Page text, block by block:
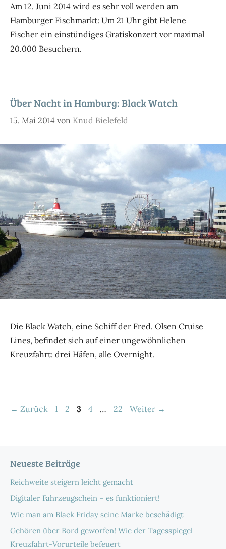
Am 12. Juni 2014 wird es sehr voll werden am
Hamburger Fischmarkt: Um 21 Uhr gibt Helene
Fischer ein einstündiges Gratiskonzert vor maximal
20.000 Besuchern.
Über Nacht in Hamburg: Black Watch
15. Mai 2014 von Knud Bielefeld
Die Black Watch, eine Schiff der Fred. Olsen Cruise
Lines, befindet sich auf einer ungewöhnlichen
Kreuzfahrt: drei Häfen, alle Overnight.
← Zurück Seite
1 Seite
2 Seite
3 Seite
4 … Seite
22 Weiter →
Neueste Beiträge
Reichweite steigern leicht gemacht
Digitaler Fahrzeugschein – es funktioniert!
Wie man am Black Friday seine Marke beschädigt
Gehören über Bord geworfen! Wie der Tagesspiegel
Kreuzfahrt-Vorurteile befeuert